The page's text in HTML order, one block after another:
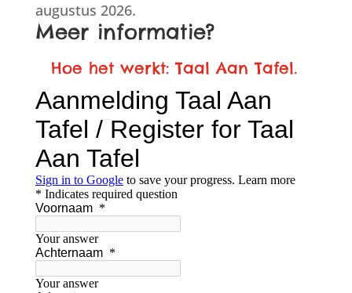
augustus 2026.
Meer informatie?
Hoe het werkt: Taal Aan Tafel.